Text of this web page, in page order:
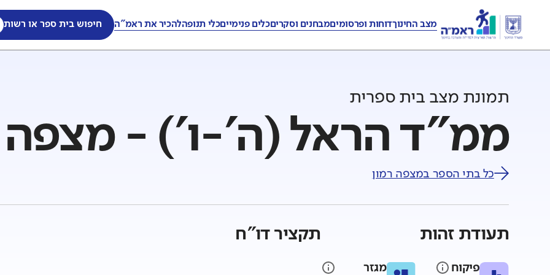
מצב החינוךדוחות ופרסומיםמבחנים וסקריםכלים פנימייםכלי תנופהלהכיר את ראמ"ה חיפוש בית ספר או רשות
תמונת מצב בית ספרית
ממ"ד הראל (ה'-ו') - מצפה
כל בתי הספר במצפה רמון
תעודת זהות
פיקוח מגזר
תקציר דו"ח